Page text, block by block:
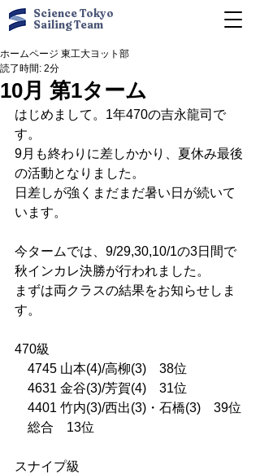
Science Tokyo
Sailing Team
10月 第1ターム
ホームページ 東工大ヨット部
読了時間: 2分
はじめまして。1年470の吉永龍司で
す。
9月も終わりに差しかかり、夏休み最後
の活動となりました。
日差しが強くまだまだ暑い日が続いて
います。
今タームでは、9/29,30,10/1の3日間で
秋インカレ決勝が行われました。
まずは両クラスの結果をお知らせしま
す。
470級
4745 山本(4)/高柳(3)    38位
4631 金谷(3)/芳賀(4)    31位
4401 竹内(3)/西出(3)・石橋(3)    39位
総合　13位
スナイプ級